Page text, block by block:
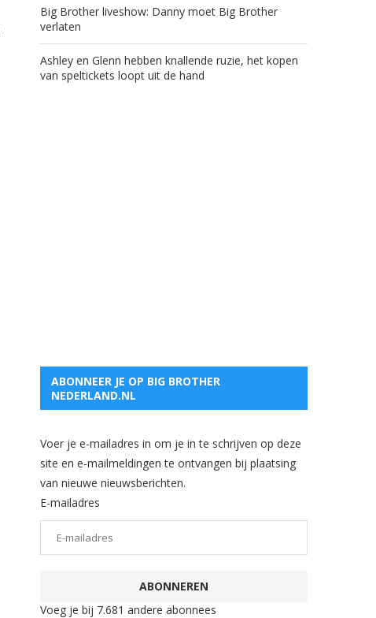
Big Brother liveshow: Danny moet Big Brother
verlaten
Ashley en Glenn hebben knallende ruzie, het kopen
van speltickets loopt uit de hand
ABONNEER JE OP BIG BROTHER
NEDERLAND.NL
Voer je e-mailadres in om je in te schrijven op deze
site en e-mailmeldingen te ontvangen bij plaatsing
van nieuwe nieuwsberichten.
E-mailadres
ABONNEREN
Voeg je bij 7.681 andere abonnees